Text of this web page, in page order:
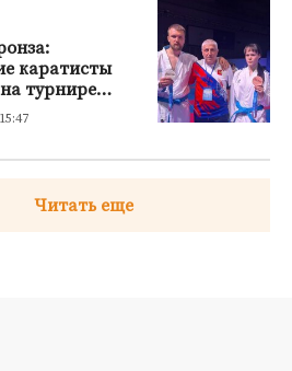
каратисты
турнире
2026”
Читать еще